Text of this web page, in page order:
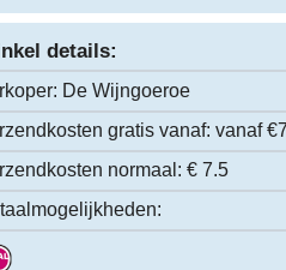
details:
De Wijngoeroe
gratis vanaf: vanaf
normaal: € 7.5